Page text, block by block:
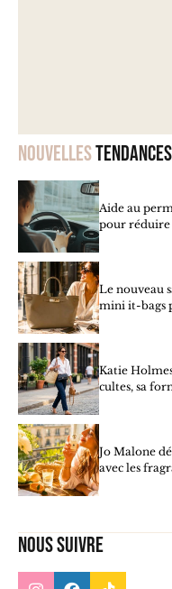
Nouvelles
Aide au
pour réduire
Le nouveau
mini it-bags
Katie
cultes, sa
Jo Malone
avec les
Nous suivre